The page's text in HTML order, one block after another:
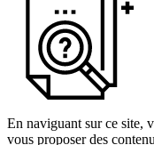
En naviguant sur ce site,
vous proposer des
Laissez-nous vous aider,
mots !